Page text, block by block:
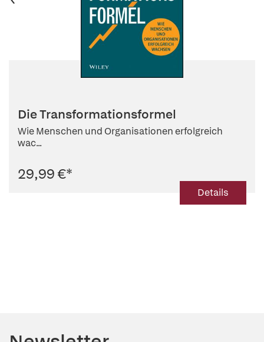
Die Transformationsformel
Wie Menschen und Organisationen erfolgreich
wac...
29,99 €*
Details